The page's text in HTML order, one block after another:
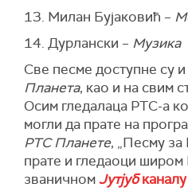
13. Милан Бујаковић –
14. Дурлански – Музика
Све песме доступне су
Планета, као и на свим
Осим гледалаца РТС-а
могли да прате на
РТС Планете, „Песму за
прате и гледаоци широм
званичномЈутјуб